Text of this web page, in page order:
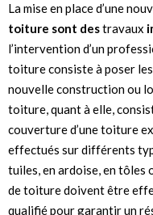
La mise en place d’une
toiture sont destravaux
l’intervention d’un
toiture consiste à poser
nouvelle construction ou
toiture, quant à elle,
couverture d’une toiture
effectués sur différents
tuiles, en ardoise, en tôles
de toiture doivent être
qualifié pour garantir un